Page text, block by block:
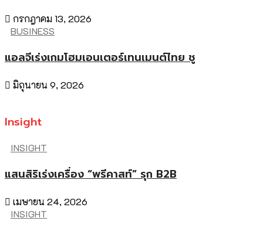
กรกฎาคม 13, 2026
BUSINESS
แอลจีเร่งเกมโฮมเอนเตอร์เทนเมนต์ไทย ชู
มิถุนายน 9, 2026
Insight
INSIGHT
แสนสิริเร่งเครื่อง “พรีคาสท์” รุก B2B
เมษายน 24, 2026
INSIGHT